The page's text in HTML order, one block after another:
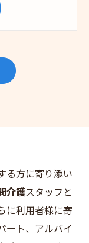
る方に寄り添い
介護スタッフと
に利用者様に寄
ート、アルバイ